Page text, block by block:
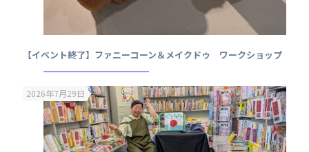
【イベント終了】ファニーコーン＆メイクドゥ ワークショップ
2026年7月29日